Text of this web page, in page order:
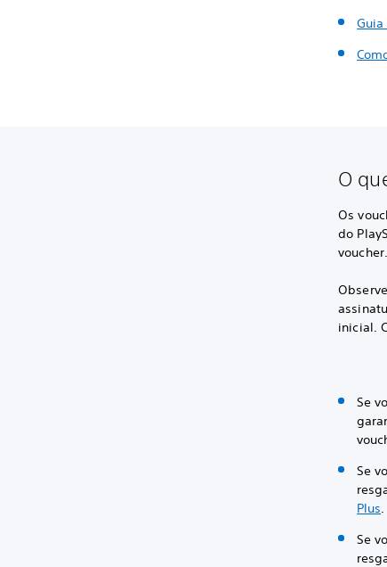
Guia
O
Os
do
voucher.
inicial.
Se
Se
Plus.
Se